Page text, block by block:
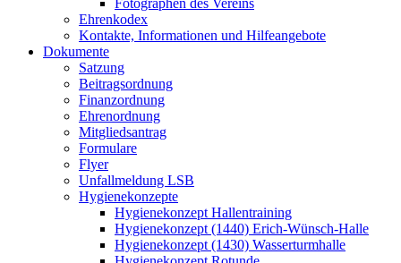
Fotographen des Vereins
Ehrenkodex
Kontakte, Informationen und Hilfeangebote
Dokumente
Satzung
Beitragsordnung
Finanzordnung
Ehrenordnung
Mitgliedsantrag
Formulare
Flyer
Unfallmeldung LSB
Hygienekonzepte
Hygienekonzept Hallentraining
Hygienekonzept (1440) Erich-Wünsch-Halle
Hygienekonzept (1430) Wasserturmhalle